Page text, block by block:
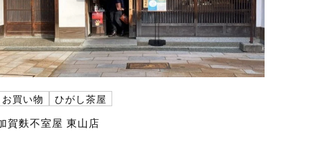
お買い物 ひがし茶屋
賀麩不室屋 東山店